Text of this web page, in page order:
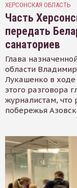
ХЕРСОНСКАЯ ОБЛАСТЬ
Часть
передать
санаториев
Глава
области
Лукашенко в ходе
этого разговора
журналистам, что
побережья